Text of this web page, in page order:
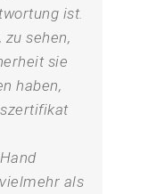
ist.
zu sehen,
sie
haben,
als